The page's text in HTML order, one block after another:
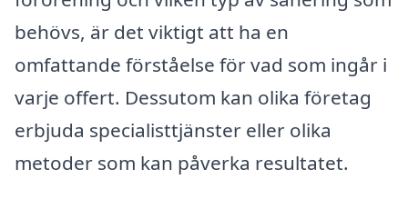
behövs, är det viktigt att ha en
omfattande förståelse för vad som ingår i
varje offert. Dessutom kan olika företag
erbjuda specialisttjänster eller olika
metoder som kan påverka resultatet.